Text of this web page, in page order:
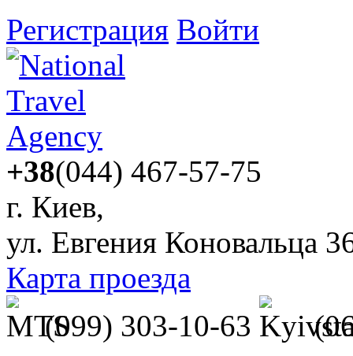
Регистрация Войти
+38(044) 467-57-75
г. Киев,
ул. Евгения Коновальца
Карта проезда
(099) 303-10-63